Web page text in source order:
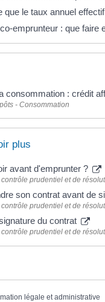
que le taux annuel
emprunteur : que faire
consommation : crédit
- Consommation
plus
avant d'emprunter ?
prudentiel et de
son contrat avant de
prudentiel et de
du contrat
prudentiel et de
légale et administrative